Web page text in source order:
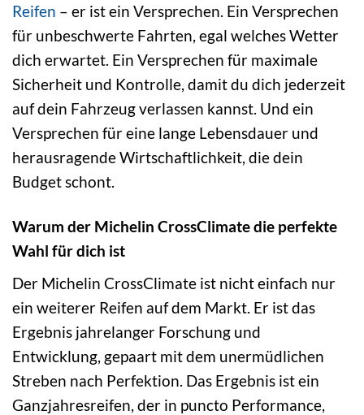
Reifen – er ist ein Versprechen. Ein Versprechen
für unbeschwerte Fahrten, egal welches Wetter
dich erwartet. Ein Versprechen für maximale
Sicherheit und Kontrolle, damit du dich jederzeit
auf dein Fahrzeug verlassen kannst. Und ein
Versprechen für eine lange Lebensdauer und
herausragende Wirtschaftlichkeit, die dein
Budget schont.
Warum der Michelin CrossClimate die perfekte
Wahl für dich ist
Der Michelin CrossClimate ist nicht einfach nur
ein weiterer Reifen auf dem Markt. Er ist das
Ergebnis jahrelanger Forschung und
Entwicklung, gepaart mit dem unermüdlichen
Streben nach Perfektion. Das Ergebnis ist ein
Ganzjahresreifen, der in puncto Performance,